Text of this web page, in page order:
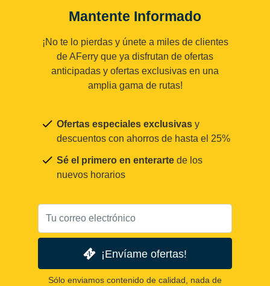
Mantente Informado
¡No te lo pierdas y únete a miles de clientes
de AFerry que ya disfrutan de ofertas
anticipadas y ofertas exclusivas en una
amplia gama de rutas!
Ofertas especiales exclusivas y
descuentos con ahorros de hasta el 25%
Sé el primero en enterarte de los
nuevos horarios
¡Envíame ofertas!
Sólo enviamos contenido de calidad, nada de